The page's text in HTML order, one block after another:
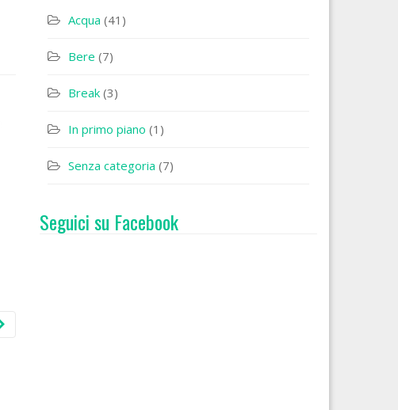
Acqua (41)
Bere (7)
Break (3)
In primo piano (1)
Senza categoria (7)
Seguici su Facebook